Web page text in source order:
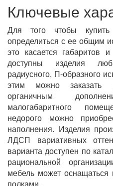
Ключевые
Для того чтобы купить
определиться с ее общим
это касается
доступны изделия
радиусного, П-образного
этим можно заказать
органичным
малогабаритного
недорого можно
наполнения. Изделия
ЛДСП вариативных
варианта доступен по
рациональной
мебель может